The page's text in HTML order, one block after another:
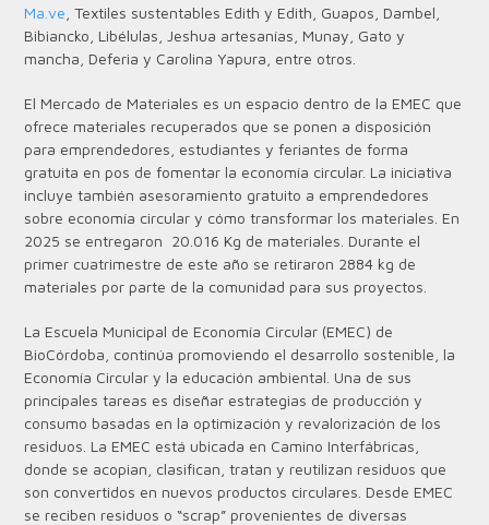
Ma.ve , Textiles sustentables Edith y Edith, Guapos, Dambel,
Bibiancko, Libélulas, Jeshua artesanías, Munay, Gato y
mancha, Deferia y Carolina Yapura, entre otros.
El Mercado de Materiales es un espacio dentro de la EMEC que
ofrece materiales recuperados que se ponen a disposición
para emprendedores, estudiantes y feriantes de forma
gratuita en pos de fomentar la economía circular. La iniciativa
incluye también asesoramiento gratuito a emprendedores
sobre economía circular y cómo transformar los materiales. En
2025 se entregaron 20.016 Kg de materiales. Durante el
primer cuatrimestre de este año se retiraron 2884 kg de
materiales por parte de la comunidad para sus proyectos.
La Escuela Municipal de Economía Circular (EMEC) de
BioCórdoba, continúa promoviendo el desarrollo sostenible, la
Economía Circular y la educación ambiental. Una de sus
principales tareas es diseñar estrategias de producción y
consumo basadas en la optimización y revalorización de los
residuos. La EMEC está ubicada en Camino Interfábricas,
donde se acopian, clasifican, tratan y reutilizan residuos que
son convertidos en nuevos productos circulares. Desde EMEC
se reciben residuos o “scrap” provenientes de diversas